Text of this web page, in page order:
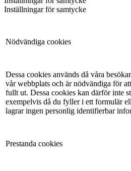
Inställningar för samtycke
Nödvändiga cookies
Dessa cookies används då våra
vår webbplats och är nödvändiga för
fullt ut. Dessa cookies kan därför inte
exempelvis då du fyller i ett formulär
lagrar ingen personlig identifierbar
Prestanda cookies